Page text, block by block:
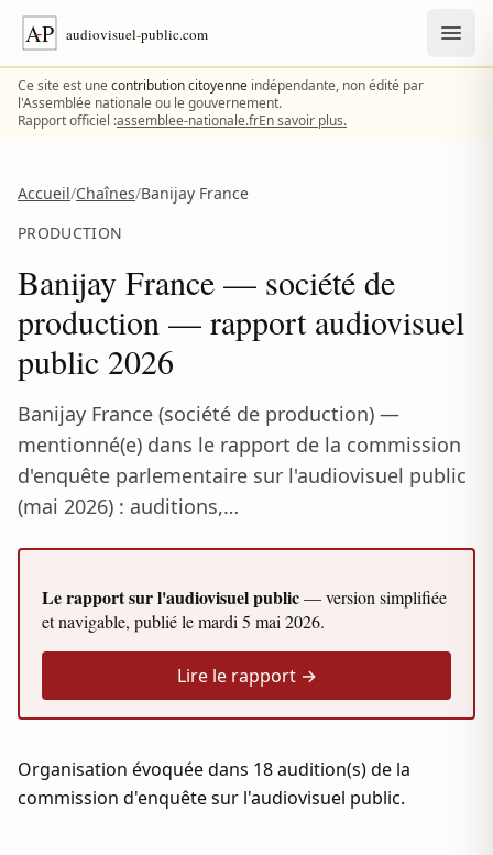
Aller au contenu
Ce site est unecontribution citoyenne indépendante, non édité par
l'Assemblée nationale ou le gouvernement.
Rapport officiel :assemblee-nationale.frEn savoir plus.
Accueil/Chaînes/Banijay France
PRODUCTION
Banijay France — société de
production — rapport audiovisuel
public 2026
Banijay France (société de production) —
mentionné(e) dans le rapport de la commission
d'enquête parlementaire sur l'audiovisuel public
(mai 2026) : auditions,…
Le rapport sur l'audiovisuel public— version simplifiée
et navigable, publié lemardi 5 mai 2026.
Lire le rapport →
Organisation évoquée dans 18 audition(s) de la
commission d'enquête sur l'audiovisuel public.